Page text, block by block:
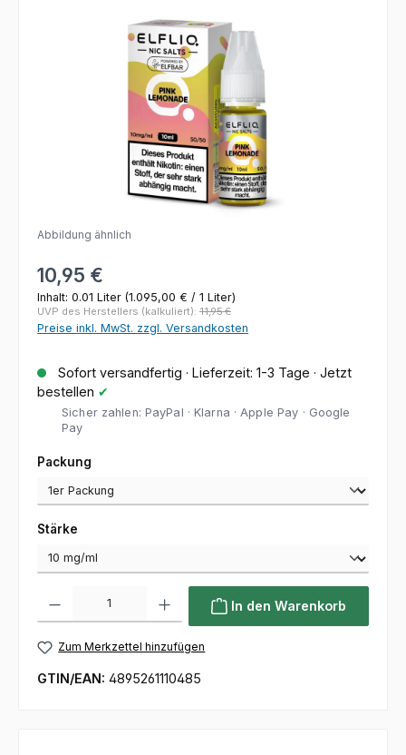
Bildergalerie überspringen
Abbildung ähnlich
Regulärer Preis:
10,95 €
Inhalt: 0.01 Liter (1.095,00 € / 1 Liter)
UVP des Herstellers (kalkuliert): 11,95 €
Preise inkl. MwSt. zzgl. Versandkosten
Sofort versandfertig · Lieferzeit: 1-3 Tage · Jetzt
bestellen ✔
Sicher zahlen: PayPal · Klarna · Apple Pay · Google
Pay
Packung
Stärke
In den Warenkorb
Zum Merkzettel hinzufügen
GTIN/EAN: 4895261110485